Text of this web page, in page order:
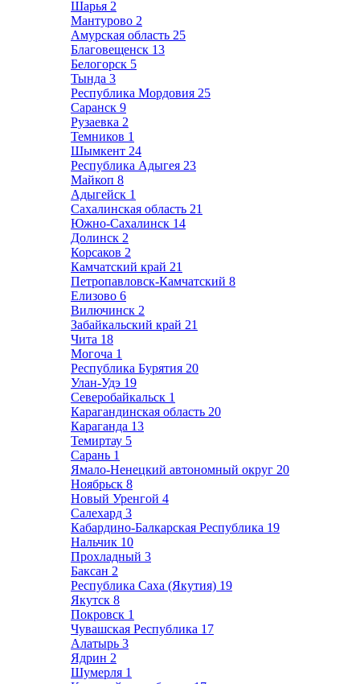
Шарья 2
Мантурово 2
Амурская область 25
Благовещенск 13
Белогорск 5
Тында 3
Республика Мордовия 25
Саранск 9
Рузаевка 2
Темников 1
Шымкент 24
Республика Адыгея 23
Майкоп 8
Адыгейск 1
Сахалинская область 21
Южно-Сахалинск 14
Долинск 2
Корсаков 2
Камчатский край 21
Петропавловск-Камчатский 8
Елизово 6
Вилючинск 2
Забайкальский край 21
Чита 18
Могоча 1
Республика Бурятия 20
Улан-Удэ 19
Северобайкальск 1
Карагандинская область 20
Караганда 13
Темиртау 5
Сарань 1
Ямало-Ненецкий автономный округ 20
Ноябрьск 8
Новый Уренгой 4
Салехард 3
Кабардино-Балкарская Республика 19
Нальчик 10
Прохладный 3
Баксан 2
Республика Саха (Якутия) 19
Якутск 8
Покровск 1
Чувашская Республика 17
Алатырь 3
Ядрин 2
Шумерля 1